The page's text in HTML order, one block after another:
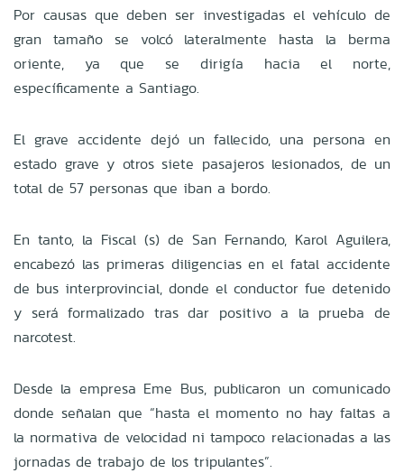
Por causas que deben ser investigadas el vehículo de
gran tamaño se volcó lateralmente hasta la berma
oriente, ya que se dirigía hacia el norte,
específicamente a Santiago.
El grave accidente dejó un fallecido, una persona en
estado grave y otros siete pasajeros lesionados, de un
total de 57 personas que iban a bordo.
En tanto, la Fiscal (s) de San Fernando, Karol Aguilera,
encabezó las primeras diligencias en el fatal accidente
de bus interprovincial, donde el conductor fue detenido
y será formalizado tras dar positivo a la prueba de
narcotest.
Desde la empresa Eme Bus, publicaron un comunicado
donde señalan que “hasta el momento no hay faltas a
la normativa de velocidad ni tampoco relacionadas a las
jornadas de trabajo de los tripulantes”.